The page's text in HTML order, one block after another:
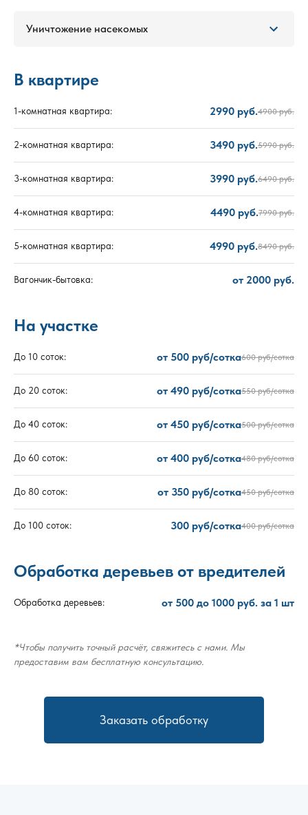
Уничтожение насекомых
В квартире
1-комнатная квартира: 2990 руб.4900 руб.
2-комнатная квартира: 3490 руб.5990 руб.
3-комнатная квартира: 3990 руб.6490 руб.
4-комнатная квартира: 4490 руб.7990 руб.
5-комнатная квартира: 4990 руб.8490 руб.
Вагончик-бытовка: от 2000 руб.
На участке
До 10 соток: от 500 руб/сотка600 руб/сотка
До 20 соток: от 490 руб/сотка550 руб/сотка
До 40 соток: от 450 руб/сотка500 руб/сотка
До 60 соток: от 400 руб/сотка480 руб/сотка
До 80 соток: от 350 руб/сотка450 руб/сотка
До 100 соток: 300 руб/сотка400 руб/сотка
Обработка деревьев от вредителей
Обработка деревьев: от 500 до 1000 руб. за 1 шт
*Чтобы получить точный расчёт, свяжитесь с нами. Мы
предоставим вам бесплатную консультацию.
Заказать обработку